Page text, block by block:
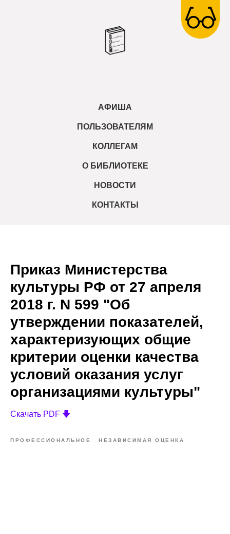
АФИША
ПОЛЬЗОВАТЕЛЯМ
КОЛЛЕГАМ
О БИБЛИОТЕКЕ
НОВОСТИ
КОНТАКТЫ
Приказ Министерства
культуры РФ от 27 апреля
2018 г. N 599 "Об
утверждении показателей,
характеризующих общие
критерии оценки качества
условий оказания услуг
организациями культуры"
Скачать PDF 🡇
ПРОФЕССИОНАЛЬНОЕ НЕЗАВИСИМАЯ ОЦЕНКА